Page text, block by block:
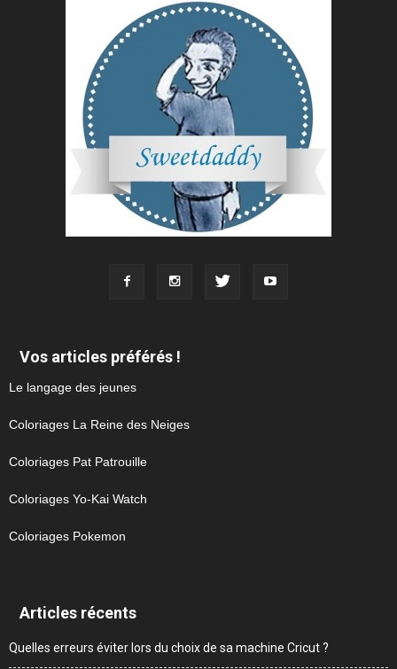
Vos articles préférés !
Le langage des jeunes
Coloriages La Reine des Neiges
Coloriages Pat Patrouille
Coloriages Yo-Kai Watch
Coloriages Pokemon
Articles récents
Quelles erreurs éviter lors du choix de sa machine Cricut ?